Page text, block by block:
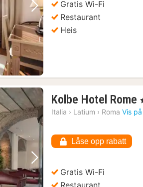
Neste bilde
Gratis Wi-Fi
Restaurant
Heis
Neste bilde
Kolbe Hotel Rome ,
Italia › Latium › Roma Vis
Låse opp rabatt
Gratis Wi-Fi
Restaurant